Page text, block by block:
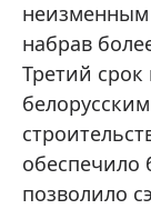
неизменным
набрав
Третий
обеспечило
позволило